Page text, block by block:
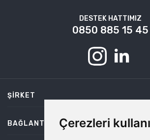
Çerezleri
DESTEK HATTIMIZ
0850 885 15 45
ŞIRKET
BAĞLANTILAR